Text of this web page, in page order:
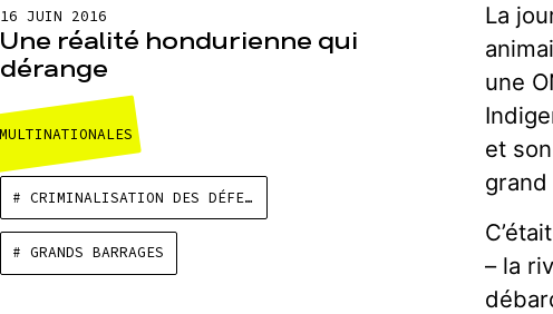
16 JUIN 2016
Une réalité hondurienne qui
dérange
# CRIMINALISATION DES DÉFENSEURS
# GRANDS BARRAGES
La
une
et
– la